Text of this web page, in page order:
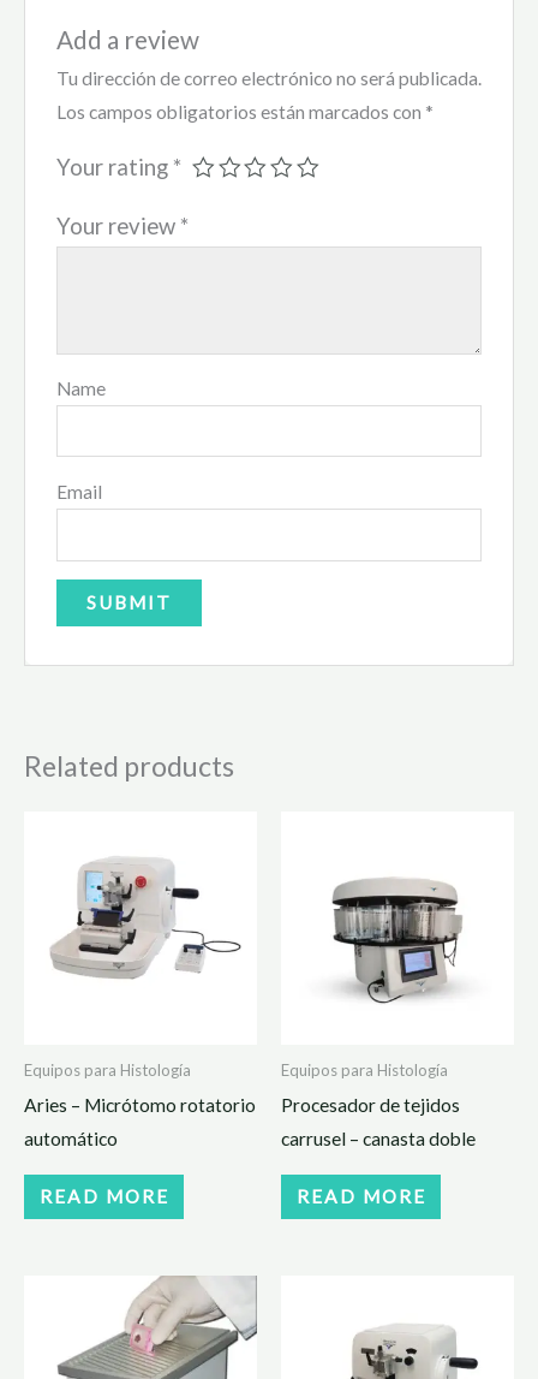
Add a review
Tu dirección de correo electrónico no será publicada.
Los campos obligatorios están marcados con *
Your rating *
Your review *
Name
Email
Related products
Equipos para Histología
Aries – Micrótomo rotatorio
automático
READ MORE
Equipos para Histología
Procesador de tejidos
carrusel – canasta doble
READ MORE